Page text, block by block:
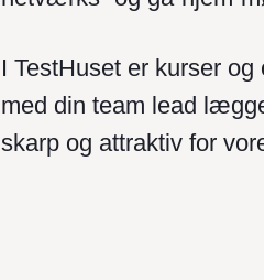
I TestHuset er kurser
med din team lead
skarp og attraktiv for